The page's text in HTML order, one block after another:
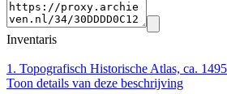
Inventaris
1. Topografisch Historische Atlas, ca.
Toon details van deze beschrijving